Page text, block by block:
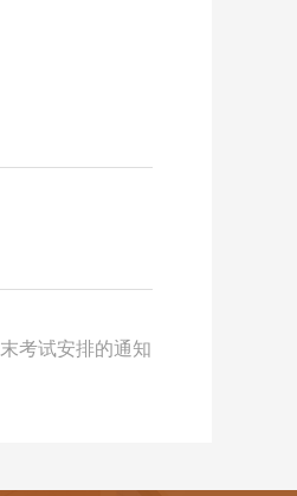
考试安排的通知